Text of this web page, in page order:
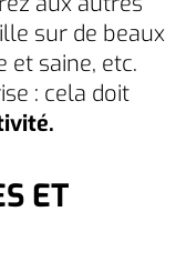
sur de beaux
et saine, etc.
: cela doit
ET